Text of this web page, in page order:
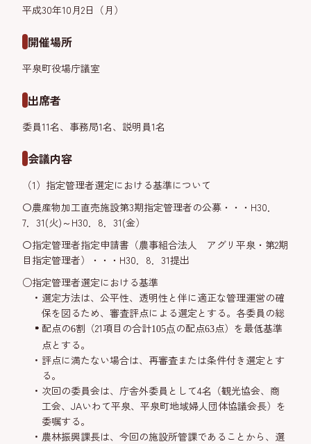
平成30年10月2日（月）
開催場所
平泉町役場庁議室
出席者
委員11名、事務局1名、説明員1名
会議内容
（1）指定管理者選定における基準について
〇農産物加工直売施設第3期指定管理者の公募・・・H30．
7．31(火)～H30．8．31(金）
〇指定管理者指定申請書（農事組合法人 アグリ平泉・第2期
目指定管理者）・・・H30．8．31提出
○指定管理者選定における基準
選定方法は、公平性、透明性と伴に適正な管理運営の確
保を図るため、審査評点による選定とする。各委員の総
配点の6割（21項目の合計105点 の配点63点）を最低基準
点とする。
評点に満たない場合は、再審査または条件付き選定とす
る。
次回の委員会は、庁舎外委員として4名（観光協会、商
工会、JAいわて平泉、平泉町地域婦人団体協議会長）を
委嘱する。
農林振興課長は、今回の施設所管課であることから、選